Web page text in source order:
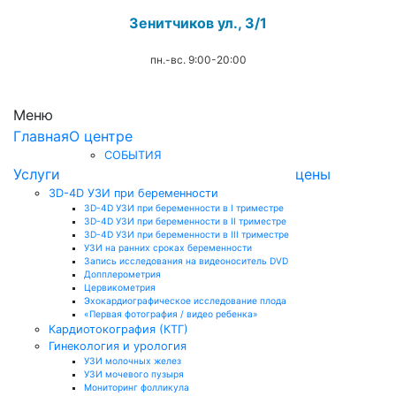
Зенитчиков ул., 3/1
пн.-вс. 9:00-20:00
Меню
ГлавнаяО центре
СОБЫТИЯ
Услуги
3D-4D УЗИ при беременности
3D-4D УЗИ при беременности в I триместре
3D-4D УЗИ при беременности в II триместре
3D-4D УЗИ при беременности в III триместре
УЗИ на ранних сроках беременности
Запись исследования на видеоноситель DVD
Допплерометрия
Цервикометрия
Эхокардиографическое исследование плода
«Первая фотография / видео ребенка»
Кардиотокография (КТГ)
Гинекология и урология
УЗИ молочных желез
УЗИ мочевого пузыря
Мониторинг фолликула
цены